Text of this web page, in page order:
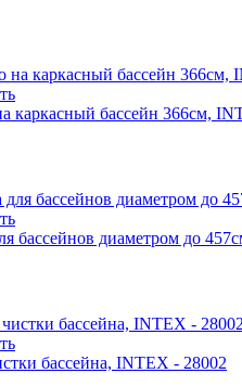
каркасный бассейн 366см,
бассейнов диаметром до
бассейна, INTEX - 28002